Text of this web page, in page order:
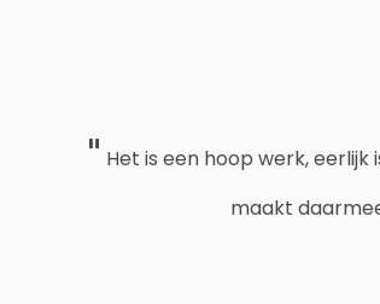
Het is een hoop werk,
maakt